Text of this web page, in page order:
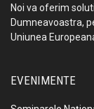
Noi va oferim
Dumneavoastra,
Uniunea
EVENIMENTE